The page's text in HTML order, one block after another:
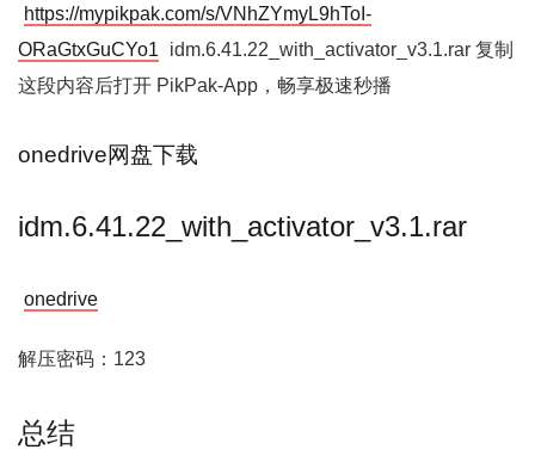
https://mypikpak.com/s/VNhZYmyL9hToI-
ORaGtxGuCYo1
idm.6.41.22_with_activator_v3.1.rar 复制
这段内容后打开 PikPak-App，畅享极速秒播
onedrive网盘下载
idm.6.41.22_with_activator_v3.1.rar
onedrive
解压密码：123
总结